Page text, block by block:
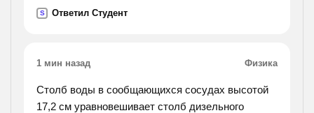
S Ответил Студент
1 мин назад Физика
Столб воды в сообщающихся сосудах высотой
17,2 см уравновешивает столб дизельного